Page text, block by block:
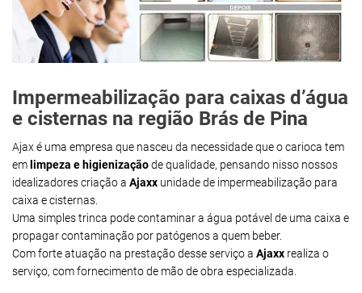
Impermeabilização para caixas d’água
e cisternas na região Brás de Pina
Ajax é uma empresa que nasceu da necessidade que o carioca tem
em limpeza e higienizaçãode qualidade, pensando nisso nossos
idealizadores criação a Ajaxx unidade de impermeabilização para
caixa e cisternas.
Uma simples trinca pode contaminar a água potável de uma caixa e
propagar contaminação por patógenos a quem beber.
Com forte atuação na prestação desse serviço a Ajaxx realiza o
serviço, com fornecimento de mão de obra especializada.